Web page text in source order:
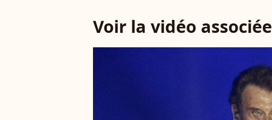
Voir la vidéo associée